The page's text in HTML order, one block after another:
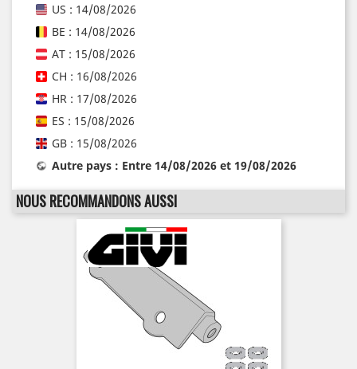
US : 14/08/2026
BE : 14/08/2026
AT : 15/08/2026
CH : 16/08/2026
HR : 17/08/2026
ES : 15/08/2026
GB : 15/08/2026
Autre pays : Entre 14/08/2026 et 19/08/2026
NOUS RECOMMANDONS AUSSI